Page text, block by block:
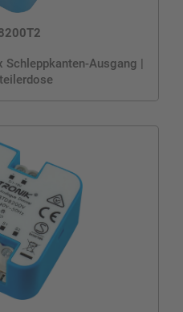
Schleppkanten-Ausgang |